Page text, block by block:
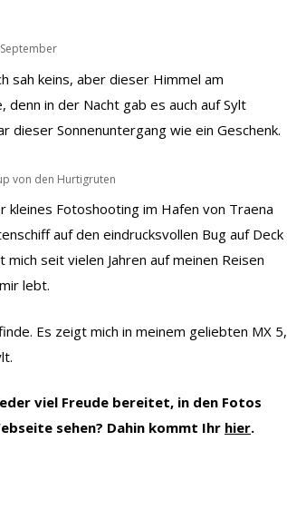
sah keins, aber dieser Himmel am
in der Nacht gab es auch auf Sylt
dieser Sonnenuntergang wie ein Geschenk.
von den Hurtigruten
Fotoshooting im Hafen von Traena
auf den eindrucksvollen Bug auf Deck
seit vielen Jahren auf meinen Reisen
lebt.
Es zeigt mich in meinem geliebten MX 5,
viel Freude bereitet, in den Fotos
sehen? Dahin kommt Ihr hier.